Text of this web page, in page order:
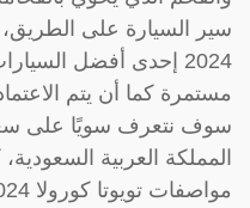
سير السيارة على الطريق،
2024 إحدى أفضل
مستمرة كما أن يتم
المملكة العربية